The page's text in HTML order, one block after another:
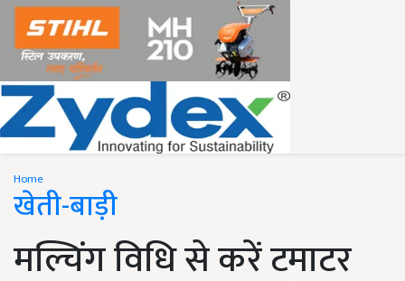
Home
खेती-बाड़ी
मल्चिंग विधि से करें टमाटर